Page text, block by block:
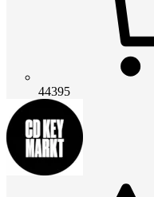
44395